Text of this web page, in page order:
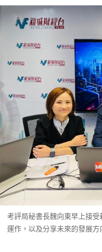
考評局秘書長魏向東早上接
運作，以及分享未來的發展方